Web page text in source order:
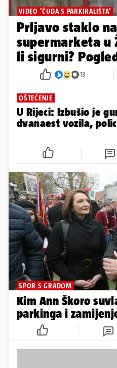
VIDEO 'ČUDA S PARKIRALIŠTA'
Prljavo staklo
supermarketa u
li sigurni?
ponovno...13
OŠTEĆENJE
U Rijeci: Izbušio je
dvanaest vozila,
SPOR S GRADOM
Kim Ann Škoro
parkinga i